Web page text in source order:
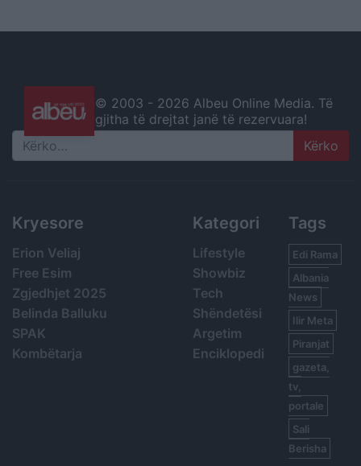
© 2003 - 2026 Albeu Online Media. Të
gjitha të drejtat janë të rezervuara!
Search
Kryesore
Erion Veliaj
Free Esim
Zgjedhjet 2025
Belinda Balluku
SPAK
Kombëtarja
Kategori
Lifestyle
Showbiz
Tech
Shëndetësi
Argetim
Enciklopedi
Tags
Edi Rama
Albania
News
Ilir Meta
Piranjat
gazeta,
tv,
portale
Sali
Berisha